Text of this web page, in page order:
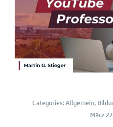
Categories:Allgemein,
März